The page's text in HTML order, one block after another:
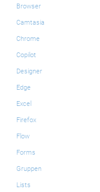
Browser
Camtasia
Chrome
Copilot
Designer
Edge
Excel
Firefox
Flow
Forms
Gruppen
Lists